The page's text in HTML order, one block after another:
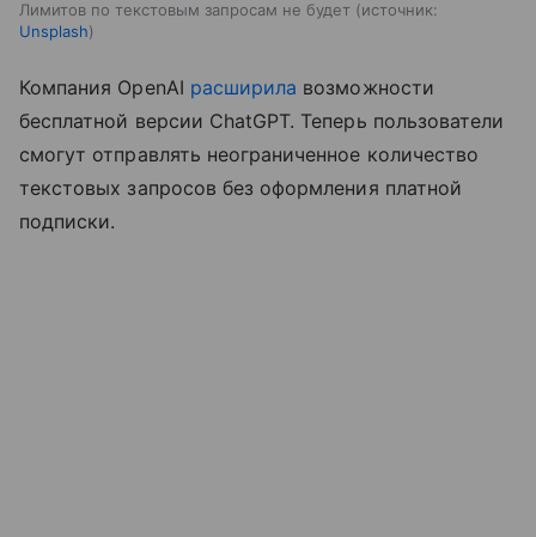
Лимитов по текстовым запросам не будет
источник:
Unsplash
Компания OpenAI расширила возможности
бесплатной версии ChatGPT. Теперь пользователи
смогут отправлять неограниченное количество
текстовых запросов без оформления платной
подписки.